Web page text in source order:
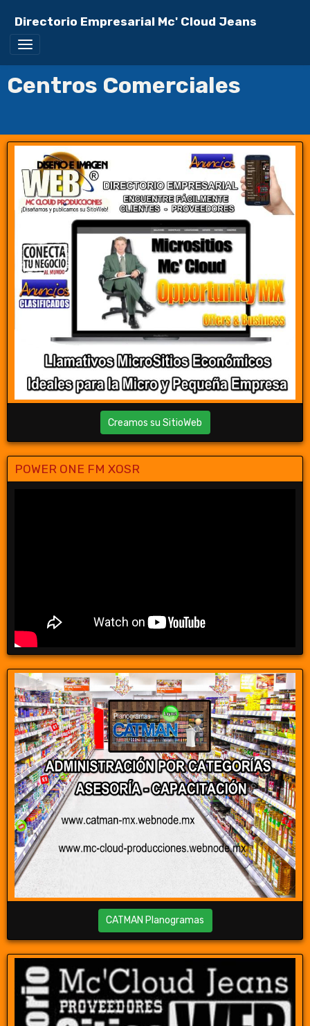
Directorio Empresarial Mc' Cloud Jeans
Centros Comerciales
Creamos su SitioWeb
POWER ONE FM XOSR
CATMAN Planogramas